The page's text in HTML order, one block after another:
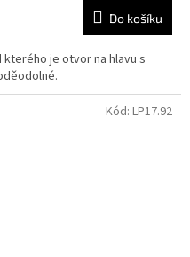
Do košíku
je otvor na hlavu s
Kód: LP17.92